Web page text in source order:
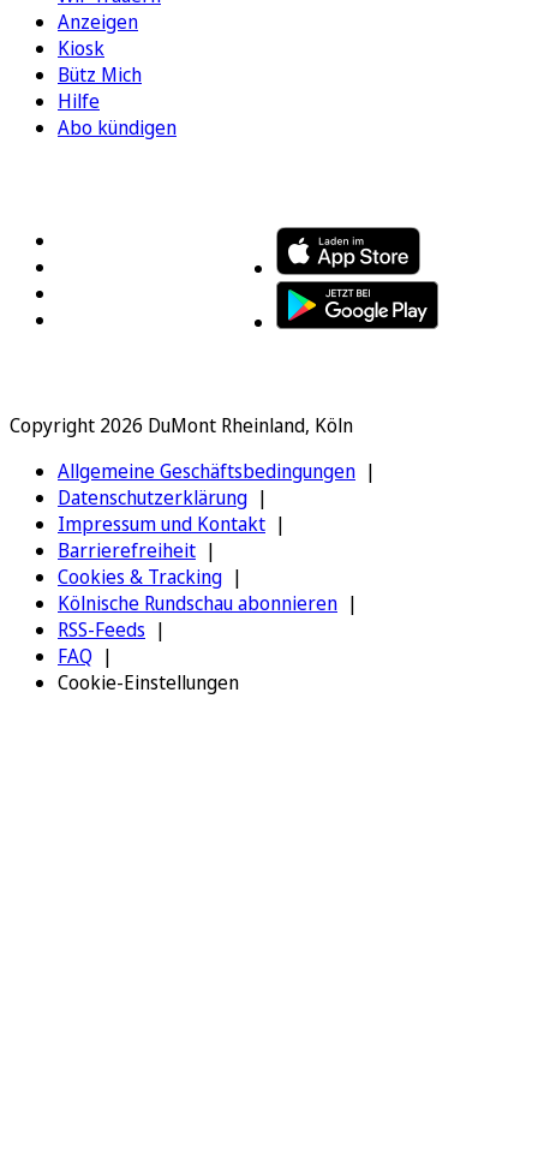
Anzeigen
Kiosk
Bütz Mich
Hilfe
Abo kündigen
Copyright 2026 DuMont Rheinland, Köln
Allgemeine Geschäftsbedingungen
Datenschutzerklärung
Impressum und Kontakt
Barrierefreiheit
Cookies & Tracking
Kölnische Rundschau abonnieren
RSS-Feeds
FAQ
Cookie-Einstellungen